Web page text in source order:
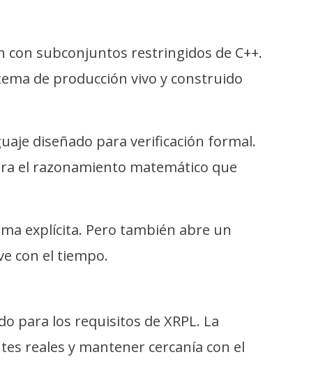
subconjuntos restringidos de C++.
de producción vivo y construido
diseñado para verificación formal.
el razonamiento matemático que
explícita. Pero también abre un
con el tiempo.
para los requisitos de XRPL. La
reales y mantener cercanía con el